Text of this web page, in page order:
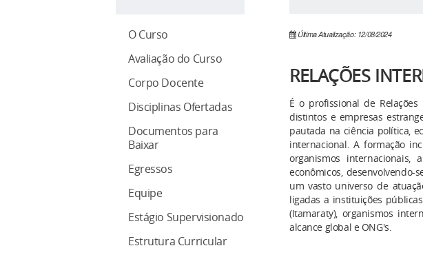
O Curso
Avaliação do Curso
Corpo Docente
Disciplinas Ofertadas
Documentos para
Baixar
Egressos
Equipe
Estágio Supervisionado
Estrutura Curricular
Última Atualização: 12/08/2024
RELAÇÕES
É o profissional de
distintos e empresas
pautada na ciência política,
internacional. A formação
organismos
econômicos, desenvolvendo-
um vasto universo de
ligadas a instituições
(Itamaraty), organismos
alcance global e ONG's.